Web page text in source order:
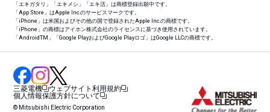
「エキガタリ」「エキメシ」「エキ活」は商標登録出願中です。
「App Store」はApple Inc.のサービスマークです。
「iPhone」は米国およびその他の国で登録されたApple Inc.の商標です。
「iPhone」の商標はアイホン株式会社のライセンスに基づき使用されています。
「AndroidTM 」「Google PlayおよびGoogle Playロゴ」はGoogle LLCの商標です。
三菱電機
ウェブサイト利用規約
個人情報保護方針について
© Mitsubishi Electric Corporation